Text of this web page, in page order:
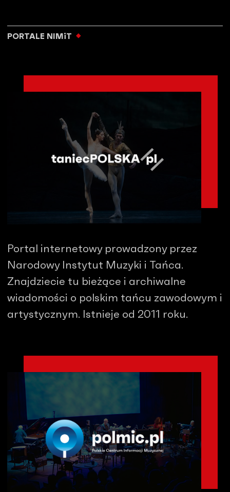
PORTALE NIMiT
Portal internetowy prowadzony przez
Narodowy Instytut Muzyki i Tańca.
Znajdziecie tu bieżące i archiwalne
wiadomości o polskim tańcu zawodowym i
artystycznym. Istnieje od 2011 roku.